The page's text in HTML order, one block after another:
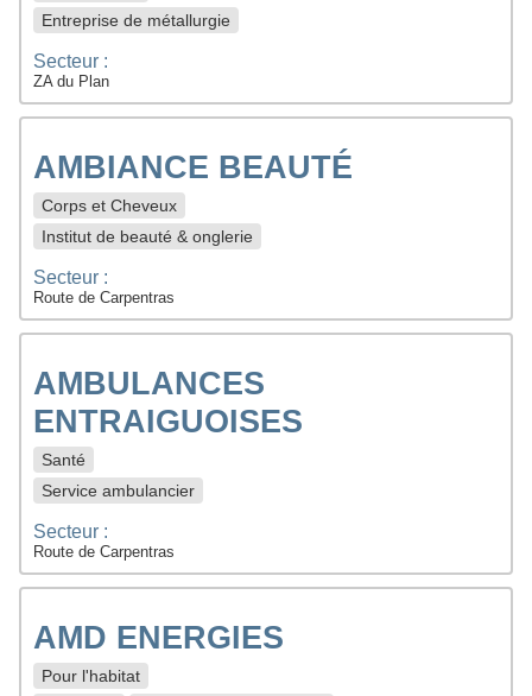
Entreprise de métallurgie
Secteur :
ZA du Plan
AMBIANCE BEAUTÉ
Corps et Cheveux
Institut de beauté & onglerie
Secteur :
Route de Carpentras
AMBULANCES
ENTRAIGUOISES
Santé
Service ambulancier
Secteur :
Route de Carpentras
AMD ENERGIES
Pour l'habitat